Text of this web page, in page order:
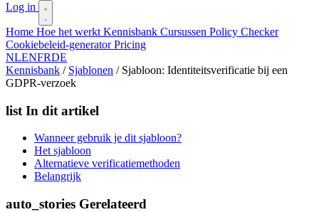
Log in
Home Hoe het werkt Kennisbank Cursussen Policy Checker
Cookiebeleid-generatorPricing
NLENFRDE
Kennisbank / Sjablonen / Sjabloon: Identiteitsverificatie bij een
GDPR-verzoek
list In dit artikel
Wanneer gebruik je dit sjabloon?
Het sjabloon
Alternatieve verificatiemethoden
Belangrijk
auto_stories Gerelateerd